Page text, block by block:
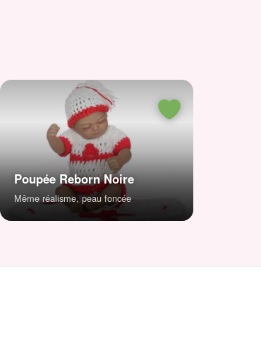
Poupée Reborn Noire
Même réalisme, peau foncée